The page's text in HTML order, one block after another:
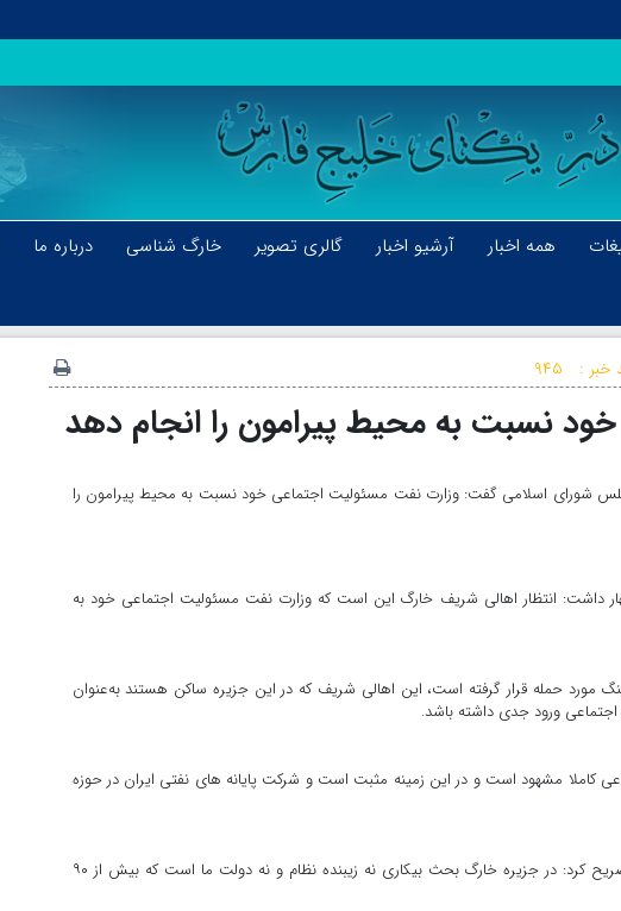
همه اخبار آرشیو اخبار گالری تصویر خارگ شناسی درباره ما
خبر : ۹۴۵
نسبت به محیط پیرامون را انجام دهد
شورای اسلامی گفت: وزارت نفت مسئولیت اجتماعی خود نسبت به محیط پیرامون را
داشت: انتظار اهالی شریف خارگ این است که وزارت نفت مسئولیت اجتماعی خود به
مورد حمله قرار گرفته است، این اهالی شریف که در این جزیره ساکن هستند به‌عنوان
ورود جدی داشته باشد.
مشهود است و در این زمینه مثبت است و شرکت پایانه های نفتی ایران در حوزه
نماینده مردم بوشهر، گناوه و دیلم در مجلس شورای اسلامی تصریح کرد: در جزیره خارگ بحث بیکاری نه زیبنده نظام و نه دولت ما است که بیش از ۹۰